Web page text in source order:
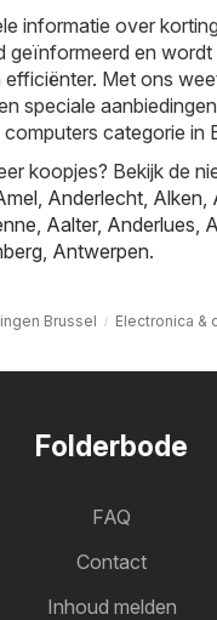
informatie over
geïnformeerd en
efficiënter. Met ons
speciale
categorie in
koopjes? Bekijk de
Anderlecht Alken
Aalter, Anderlues
Antwerpen.
Brussel Electronica &
Folderbode
FAQ
Contact
Inhoud melden